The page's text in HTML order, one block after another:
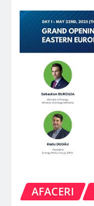
AFACERI